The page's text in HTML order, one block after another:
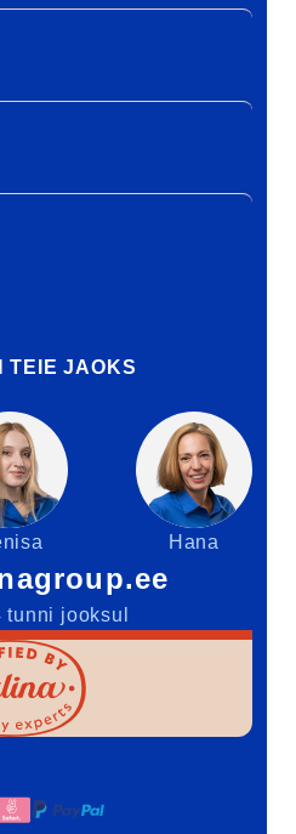
TEIE JAOKS
Hana
tunni jooksul